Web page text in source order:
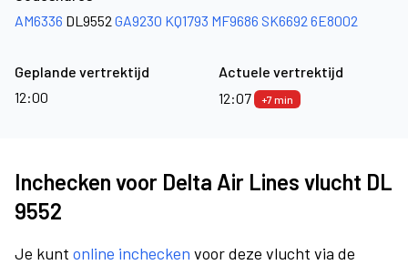
AM6336 DL9552 GA9230 KQ1793 MF9686 SK6692 6E8002
Geplande vertrektijd
12:00
Actuele vertrektijd
12:07
+7 min
Inchecken voor Delta Air Lines vlucht DL
9552
Je kunt online inchecken voor deze vlucht via de